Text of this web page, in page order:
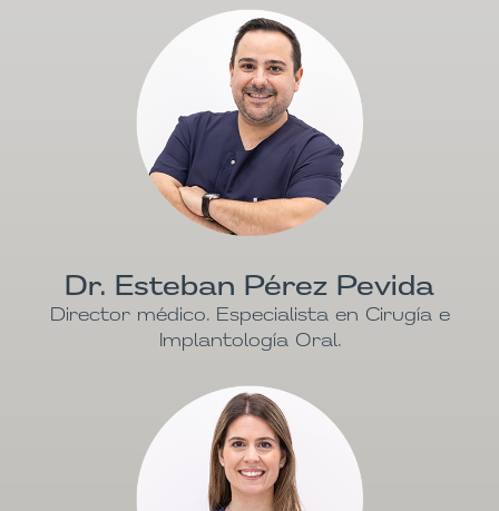
Dr. Esteban Pérez Pevida
Director médico. Especialista en Cirugía e
Implantología Oral.